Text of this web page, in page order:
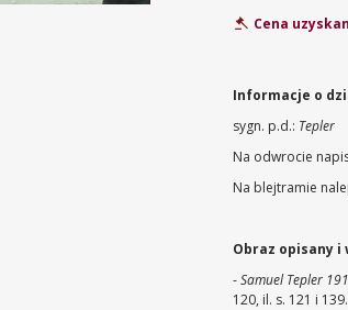
Cena
Informacje o
sygn. p.d.: Tepler
Na odwrocie
Na blejtramie
Obraz opisany i
-Samuel Tepler
120, il. s. 121 i 139.